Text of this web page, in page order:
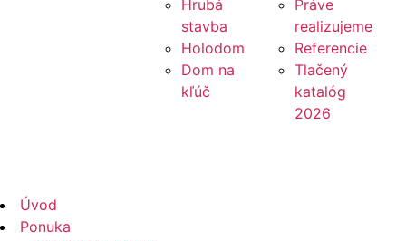
Hrubá
stavba
Holodom
Dom na
kľúč
Práve
realizujeme
Referencie
Tlačený
katalóg
2026
Úvod
Ponuka